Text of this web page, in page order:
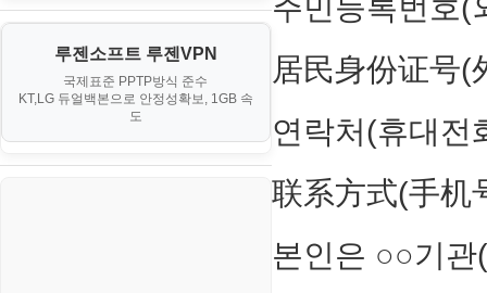
MCP
MS SQL Server
휴폐업조회
부동산
IV. 클러스터 및 고가용성 (HA)
V. 고급 기능 및 CLI 활용
VI. 장애 조치 (Failover) 심화 시
게임
경제
부동산
노하우
소스/양념장
루젠소프트 루젠VPN
국제표준 PPTP방식 준수
KT,LG 듀얼백본으로 안정성확보, 1GB 속
도
주민등록번호(
居民身份证号(
연락처(휴대전
联系方式(手机
본인은 ○○기